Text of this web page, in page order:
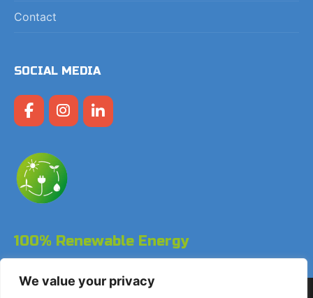
We value your privacy
Contact
SOCIAL MEDIA
100% Renewable Energy